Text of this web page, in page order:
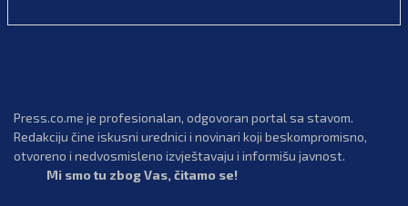
Press.co.me je profesionalan, odgovoran portal sa stavom.
Redakciju čine iskusni urednici i novinari koji beskompromisno,
otvoreno i nedvosmisleno izvještavaju i informišu javnost.
Mi smo tu zbog Vas, čitamo se!